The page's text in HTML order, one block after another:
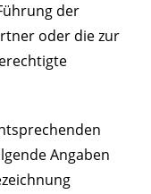
der
oder die zur
Angaben